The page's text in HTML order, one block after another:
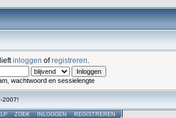
inloggen ofregistreren
wachtwoord en sessielengte
2007!
ZOEK INLOGGEN REGISTREREN